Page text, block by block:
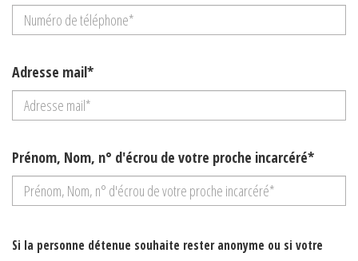
Adresse mail*
Prénom, Nom, n° d'écrou de votre proche incarcéré*
Si la personne détenue souhaite rester anonyme ou si votre